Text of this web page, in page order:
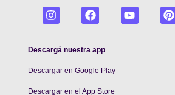
Descargá nuestra app
Descargar en Google Play
Descargar en el App Store